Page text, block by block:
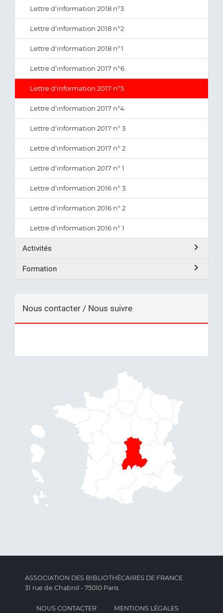
Lettre d'information 2018 n°3
Lettre d'information 2018 n°2
Lettre d'information 2018 n°1
Lettre d'information 2017 n°6
Lettre d'information 2017 n°5
Lettre d'information 2017 n°4
Lettre d'information 2017 n° 3
Lettre d'information 2017 n° 2
Lettre d'information 2017 n° 1
Lettre d'information 2016 n° 3
Lettre d'information 2016 n° 2
Lettre d'information 2016 n° 1
Activités
Formation
Nous contacter / Nous suivre
ASSOCIATION DES BIBLIOTHÉCAIRES DE FRANCE
31 rue de Chabrol - 75010 Paris
NOUS CONTACTER MENTIONS LÉGALES